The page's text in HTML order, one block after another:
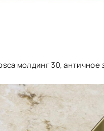
молдинг 30, античное